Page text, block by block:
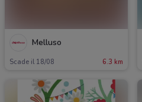
Melluso
Scade il 18/08 6.3 km